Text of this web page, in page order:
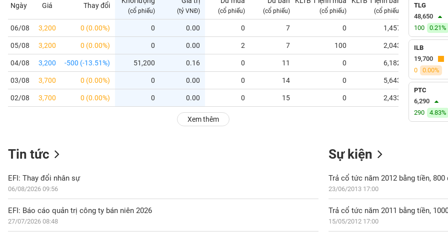
Ngày Giá Thay đổi
(cổ phiếu) (tỷ VNĐ) (cổ phiếu) (cổ phiếu) (cổ phiếu) (cổ phiếu)
06/08 3,200 0 (0.00%) 0 0.00 0 7 0 1,457 0.00
05/08 3,200 0 (0.00%) 0 0.00 2 7 100 2,043
04/08 3,200 -500 (-13.51%) 51,200 0.16 0 11 0 6,182 0.00
03/08 3,700 0 (0.00%) 0 0.00 0 14 0 5,643 0.00
02/08 3,700 0 (0.00%) 0 0.00 0 15 0 2,433
Xem thêm
TLG
48,650
100
0.21%
ILB
19,700
0
0.00%
PTC
6,290
290
4.83%
Tin tức
EFI: Thay đổi nhân sự
06/08/2026 09:56
EFI: Báo cáo quản trị công ty bán niên 2026
27/07/2026 08:48
Sự kiện
Trả cổ tức năm 2012 bằng tiền, 800
23/06/2013 17:00
Trả cổ tức năm 2011 bằng tiền,
15/05/2012 17:00
CÁ
NHÂN
PHÂN
TÍCH
VIETSTOCKFINANCE
DOANH
NGHIỆP